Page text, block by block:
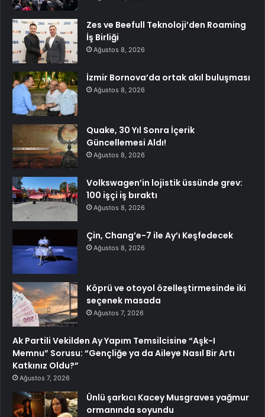
Zes ve Beefull Teknoloji’den Roaming
İş Birliği
Ağustos 8, 2026
İzmir Bornova’da ortak akıl buluşması
Ağustos 8, 2026
Quake, 30 Yıl Sonra İçerik
Güncellemesi Aldı!
Ağustos 8, 2026
Volkswagen’in lojistik üssünde grev:
100 işçi iş bıraktı
Ağustos 8, 2026
Çin, Chang’e-7 ile Ay’ı Keşfedecek
Ağustos 8, 2026
Köprü ve otoyol özelleştirmesinde iki
seçenek masada
Ağustos 7, 2026
Ak Partili Vekilden Ay Yapım Temsilcisine “Aşk-I
Memnu” Sorusu: “Gençliğe ya da Aileye Nasıl Bir Artı
Katkınız Oldu?”
Ağustos 7, 2026
Ünlü şarkıcı Kacey Musgraves yağmur
ormanında soyundu